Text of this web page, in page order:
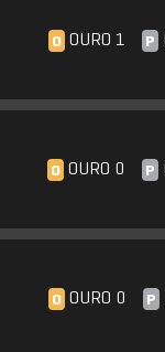
O OURO 1 P
O OURO 0 P
O OURO 0 P